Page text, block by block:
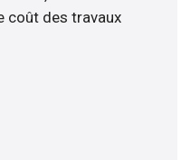
coût des travaux